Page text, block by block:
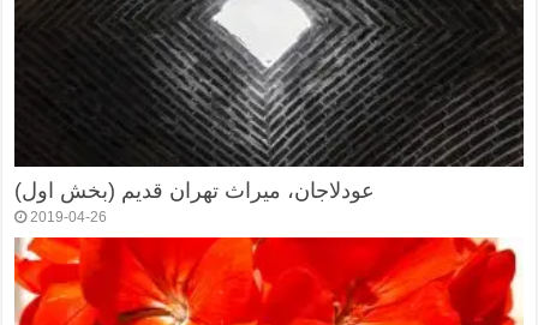
عودلاجان، میراث تهران قدیم (بخش اول)
2019-04-26